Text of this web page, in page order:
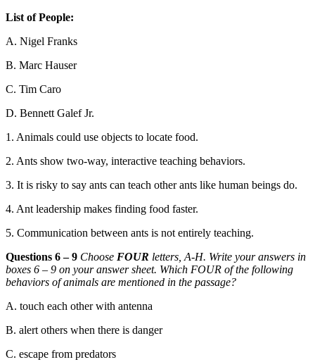
List of People:
A. Nigel Franks
B. Marc Hauser
C. Tim Caro
D. Bennett Galef Jr.
1. Animals could use objects to locate food.
2. Ants show two-way, interactive teaching behaviors.
3. It is risky to say ants can teach other ants like human beings do.
4. Ant leadership makes finding food faster.
5. Communication between ants is not entirely teaching.
Questions 6 – 9 Choose FOUR letters, A-H. Write your answers in
boxes 6 – 9 on your answer sheet. Which FOUR of the following
behaviors of animals are mentioned in the passage?
A. touch each other with antenna
B. alert others when there is danger
C. escape from predators